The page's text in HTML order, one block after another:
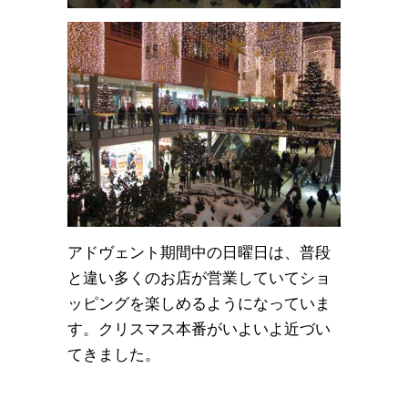
アドヴェント期間中の日曜日は、普段
と違い多くのお店が営業していてショ
ッピングを楽しめるようになっていま
す。クリスマス本番がいよいよ近づい
てきました。